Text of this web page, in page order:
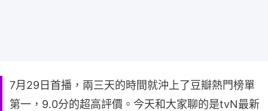
7月29日首播，兩三天的時間就沖上了豆瓣熱門榜單
第一，9.0分的超高評價。今天和大家聊的是tvN最新